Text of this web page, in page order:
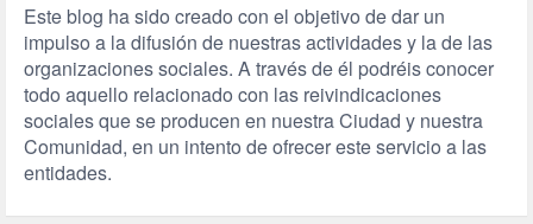
Este blog ha sido creado con el objetivo de dar un
impulso a la difusión de nuestras actividades y la de las
organizaciones sociales. A través de él podréis conocer
todo aquello relacionado con las reivindicaciones
sociales que se producen en nuestra Ciudad y nuestra
Comunidad, en un intento de ofrecer este servicio a las
entidades.